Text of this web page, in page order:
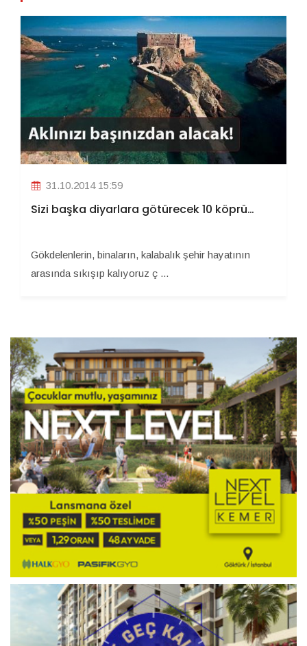
31.10.2014 15:59
Sizi başka diyarlara götürecek 10 köprü…
Gökdelenlerin, binaların, kalabalık şehir hayatının
arasında sıkışıp kalıyoruz ç ...